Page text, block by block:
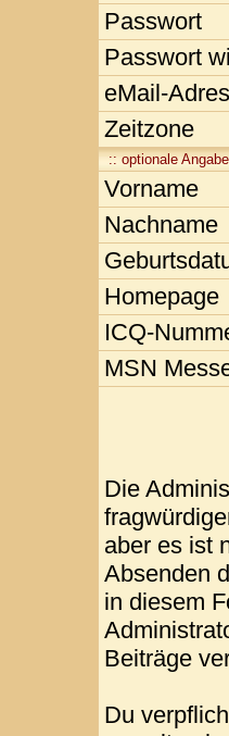
Passwort
Passwort
eMail-
Zeitzone
:: optionale
Vorname
Nachname
Homepage
ICQ-
MSN
Die
aber es ist
Absenden
in diesem
Beiträge
Du